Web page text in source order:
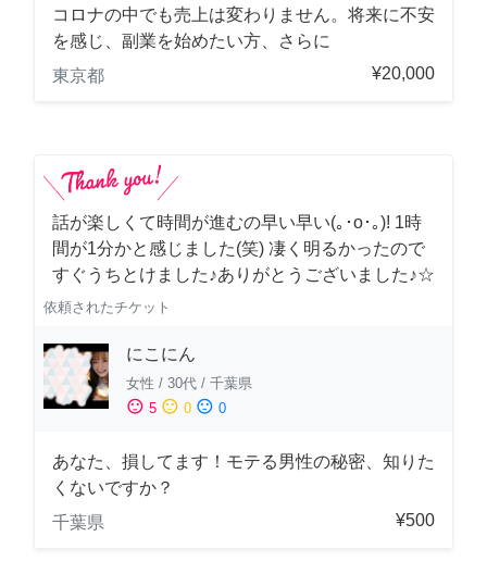
コロナの中でも売上は変わりません。将来に不安
を感じ、副業を始めたい方、さらに
東京都
¥20,000
話が楽しくて時間が進むの早い早い(｡･о･｡)! 1時
間が1分かと感じました(笑) 凄く明るかったので
すぐうちとけました♪ありがとうございました♪☆
依頼されたチケット
にこにん
女性 / 30代 / 千葉県
sentiment_satisfied 5 sentiment_neutral 0 sentiment_dissatisfied 0
あなた、損してます！モテる男性の秘密、知りた
くないですか？
千葉県
¥500